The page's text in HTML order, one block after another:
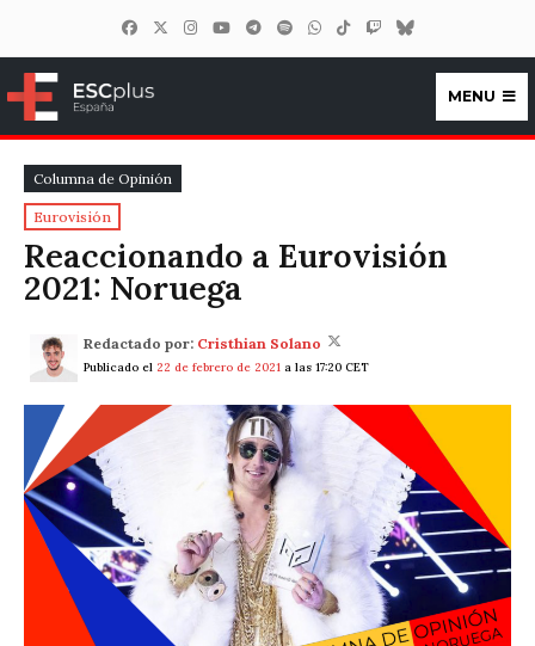
ESCplus España
MENU
Columna de Opinión
Eurovisión
Reaccionando a Eurovisión
2021: Noruega
Redactado por: Cristhian Solano
Publicado el 22 de febrero de 2021 a las 17:20 CET